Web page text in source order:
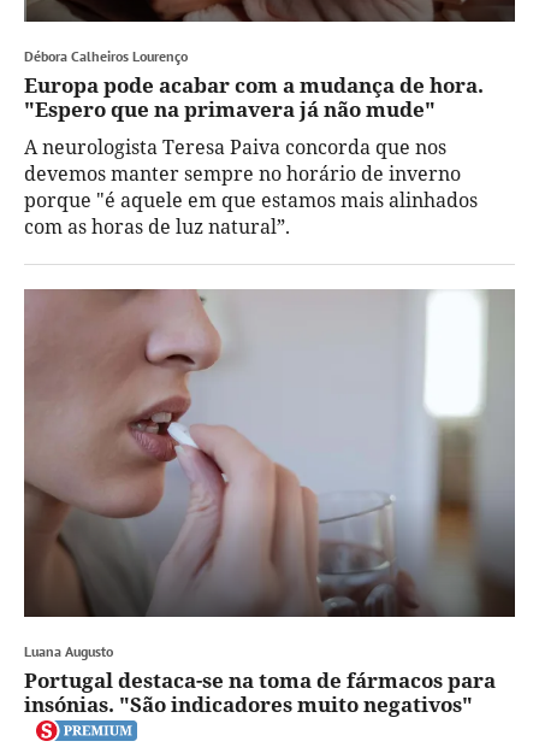
Débora Calheiros Lourenço
Europa pode acabar com a mudança de hora.
"Espero que na primavera já não mude"
A neurologista Teresa Paiva concorda que nos
devemos manter sempre no horário de inverno
porque "é aquele em que estamos mais alinhados
com as horas de luz natural”.
Luana Augusto
Portugal destaca-se na toma de fármacos para
insónias. "São indicadores muito negativos"